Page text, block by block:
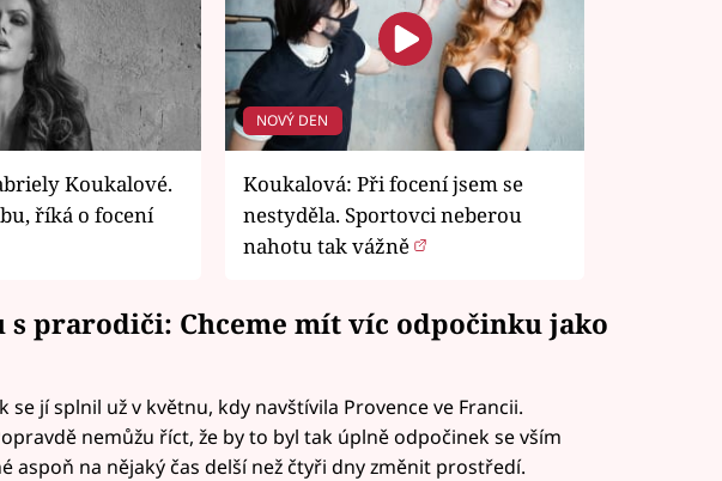
Koukalové.
říká o focení
NOVÝ DEN
Koukalová: Při focení jsem se
nestyděla. Sportovci neberou
nahotu tak vážně
s prarodiči: Chceme mít víc odpočinku jako
se jí splnil už v květnu, kdy navštívila Provence ve Francii.
nemůžu říct, že by to byl tak úplně odpočinek se vším
aspoň na nějaký čas delší než čtyři dny změnit prostředí.